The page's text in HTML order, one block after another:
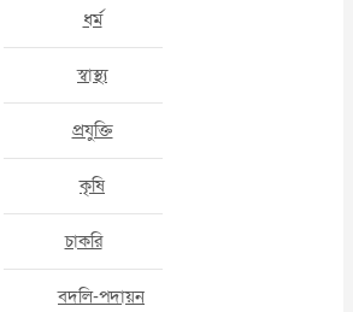
ধর্ম
স্বাস্থ্য
প্রযুক্তি
কৃষি
চাকরি
বদলি-পদায়ন